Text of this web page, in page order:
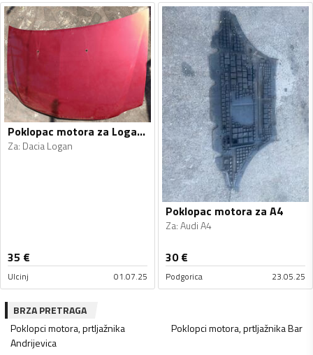
Poklopac motora za Logan, Logan
Za: Dacia Logan
35 €
Ulcinj 01.07.25
Poklopac motora za A4
Za:Audi A4
30€
Podgorica 23.05.25
BRZA PRETRAGA
Poklopci motora, prtljažnika
Andrijevica
Poklopci motora, prtljažnikaBar